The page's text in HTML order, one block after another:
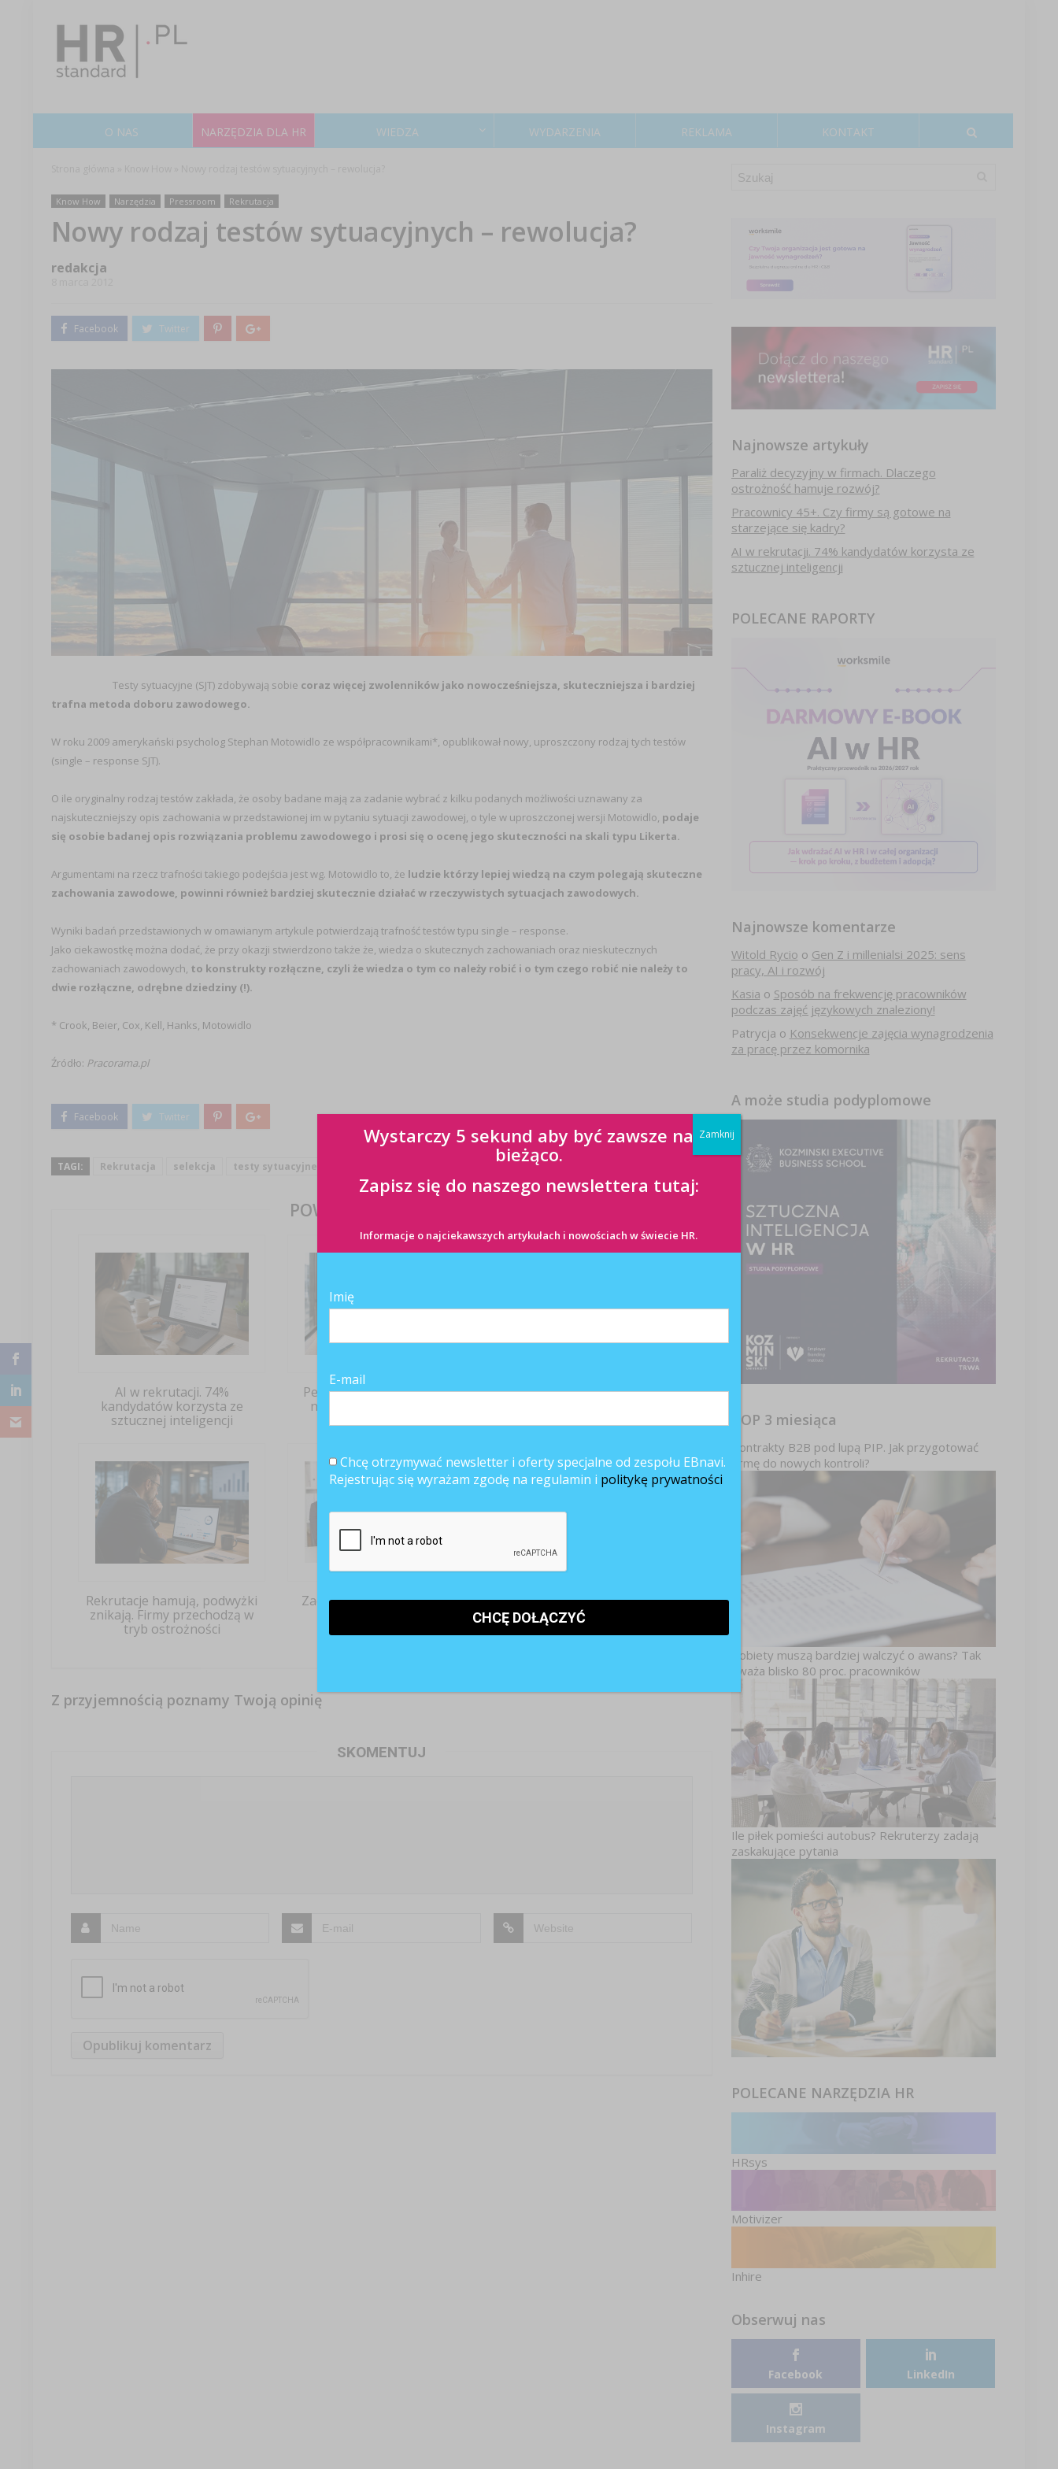
O NAS NARZĘDZIA DLA HR WIEDZA WYDARZENIA REKLAMA KONTAKT
Know How Narzędzia Pressroom Rekrutacja
Nowy rodzaj testów sytuacyjnych – rewolucja?
redakcja
Testy sytuacyjne (SJT) zdobywają sobie coraz więcej zwolenników jako nowocześniejsza, skuteczniejsza i bardziej
trafna metoda doboru zawodowego.
W roku 2009 amerykański psycholog Stephan Motowidlo ze współpracownikami*, opublikował nowy, uproszczony rodzaj tych testów
(single – response SJT).
O ile oryginalny rodzaj testów zakłada, że osoby badane mają za zadanie wybrać z kilku podanych możliwości uznawany za
najskuteczniejszy opis zachowania w przedstawionej im w pytaniu sytuacji zawodowej, o tyle w uproszczonej wersji Motowidlo, podaje
się osobie badanej opis rozwiązania problemu zawodowego i prosi się o ocenę jego skuteczności na skali typu Likerta.
Argumentami na rzecz trafności takiego podejścia jest wg. Motowidlo to, że ludzie którzy lepiej wiedzą na czym polegają skuteczne
zachowania zawodowe, powinni również bardziej skutecznie działać w rzeczywistych sytuacjach zawodowych.
Wyniki badań przedstawionych w omawianym artykule potwierdzają trafność testów typu single – response.
Jako ciekawostkę można dodać, że przy okazji stwierdzono także że, wiedza o skutecznych zachowaniach oraz nieskutecznych
zachowaniach zawodowych, to konstrukty rozłączne, czyli że wiedza o tym co należy robić i o tym czego robić nie należy to
dwie rozłączne, odrębne dziedziny (!).
* Crook, Beier, Cox, Kell, Hanks, Motowidlo
Źródło: Pracorama.pl
TAGI: Rekrutacja selekcja testy sytuacyjne
POWIĄZANE ARTYKUŁY
AI w rekrutacji. 74%
kandydatów korzysta ze
sztucznej inteligencji
Pełny etat albo nic? Polska
nadal odstaje od Europy
Oczekiwania kandydatów się
Rekrutacje hamują, podwyżki
znikają. Firmy przechodzą w
tryb ostrożności
Zadowolenie kandydatów z
Sklepy Komfort rekrutują do
nowego salonu w Mysiadle
Z przyjemnością poznamy Twoją opinię
SKOMENTUJ
Najnowsze artykuły
Paraliż decyzyjny w firmach. Dlaczego
ostrożność hamuje rozwój?
Pracownicy 45+. Czy firmy są gotowe na
starzejące się kadry?
AI w rekrutacji. 74% kandydatów korzysta ze
sztucznej inteligencji
POLECANE RAPORTY
Najnowsze komentarze
Witold Rycio o Gen Z i millenialsi 2025: sens
pracy, AI i rozwój
Kasia o Sposób na frekwencję pracowników
podczas zajęć językowych znaleziony!
Patrycja o Konsekwencje zajęcia wynagrodzenia
za pracę przez komornika
A może studia podyplomowe
TOP 3 miesiąca
Kontrakty B2B pod lupą PIP. Jak przygotować
firmę do nowych kontroli?
Kobiety muszą bardziej walczyć o awans? Tak
uważa blisko 80 proc. pracowników
Ile piłek pomieści autobus? Rekruterzy zadają
zaskakujące pytania
POLECANE NARZĘDZIA HR
HRsys
Motivizer
Inhire
Obserwuj nas
Facebook LinkedIn
Instagram
Wystarczy 5 sekund aby być zawsze na
bieżąco.
Zapisz się do naszego newslettera tutaj:
Informacje o najciekawszych artykułach i nowościach w świecie HR.
Imię
E-mail
Chcę otrzymywać newsletter i oferty specjalne od zespołu EBnavi.
Rejestrując się wyrażam zgodę na regulamin i politykę prywatności
Zamknij